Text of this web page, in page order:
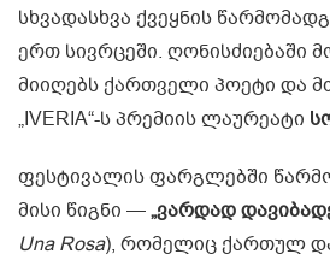
სხვადასხვა ქვეყნის
ერთ სივრცეში. ღონისძიებაში
მიიღებს ქართველი პოეტი და
„IVERIA“-ს პრემიის ლაურეატი
ფესტივალის ფარგლებში
მისი წიგნი —„ვარდად
Una Rosa), რომელიც ქართულ